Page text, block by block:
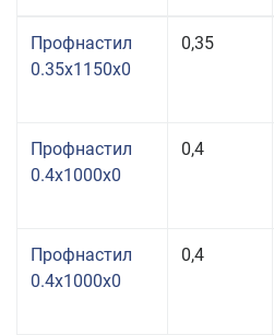
Профнастил
0.35x1150x0
0,35
Профнастил
0.4x1000x0
0,4
Профнастил
0.4x1000x0
0,4